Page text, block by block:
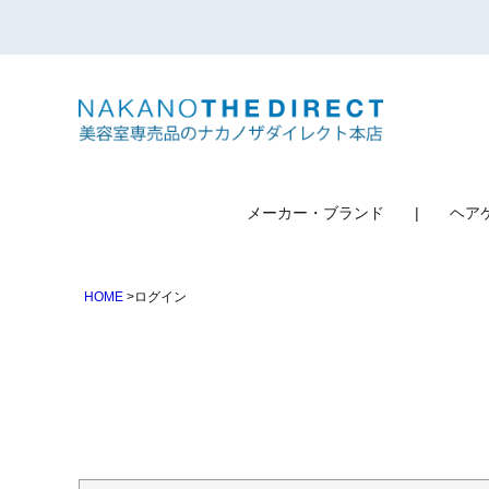
メーカー・ブランド ヘア
HOME ログイン